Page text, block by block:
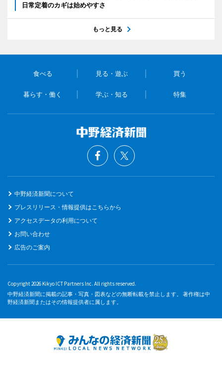
日常定着のカギは始めやすさ
もっと見る
食べる 見る・遊ぶ 買う
暮らす・働く 学ぶ・知る 特集
中野経済新聞について
プレスリリース・情報提供はこちらから
アクセスデータの利用について
お問い合わせ
広告のご案内
Copyright 2026 Kikyo ICT Partners Inc. All rights reserved.
中野経済新聞に掲載の記事・写真・図表などの無断転載を禁止します。 著作権は中
野経済新聞またはその情報提供者に属します。